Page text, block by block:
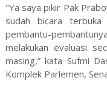
"Ya saya pikir Pak
sudah bicara
pembantu-
melakukan evaluasi
masing,” kata Sufmi
Komplek Parlemen,